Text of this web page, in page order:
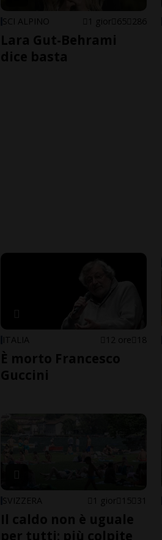
SCI ALPINO 1 gior 65 286
Lara Gut-Behrami
dice basta
ITALIA 12 ore 18
È morto Francesco
Guccini
SVIZZERA 1 gior 15 31
Il caldo non è uguale
per tutti: più colpite